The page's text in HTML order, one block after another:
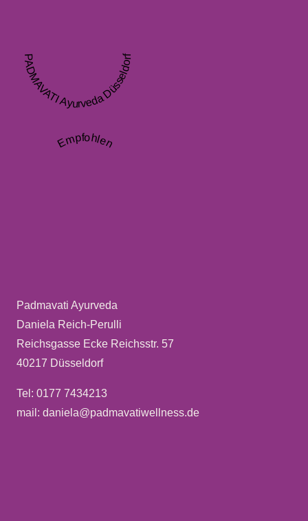
PADMAVATI Ayurveda Düsseldorf
Empfohlen
Padmavati Ayurveda
Daniela Reich-Perulli
Reichsgasse Ecke Reichsstr. 57
40217 Düsseldorf
Tel: 0177 7434213
mail: daniela@padmavatiwellness.de